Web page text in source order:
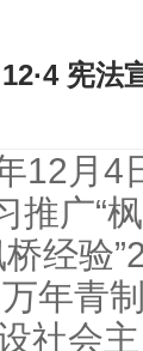
12·4 宪法
12月4
推广“
桥经验
年青
社会